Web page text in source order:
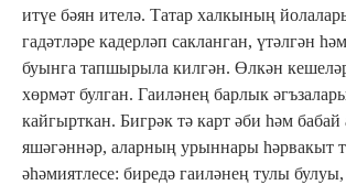
итүе бәян ителә. Татар халкының
гадәтләре кадерләп сакланган, үтәлгән
буынга тапшырыла килгән. Өлкән
хөрмәт булган. Гаиләнең барлык
кайгырткан. Бигрәк тә карт әби һәм
яшәгәннәр, аларның урыннары һәрвакыт
әһәмиятлесе: биредә гаиләнең тулы булуы,